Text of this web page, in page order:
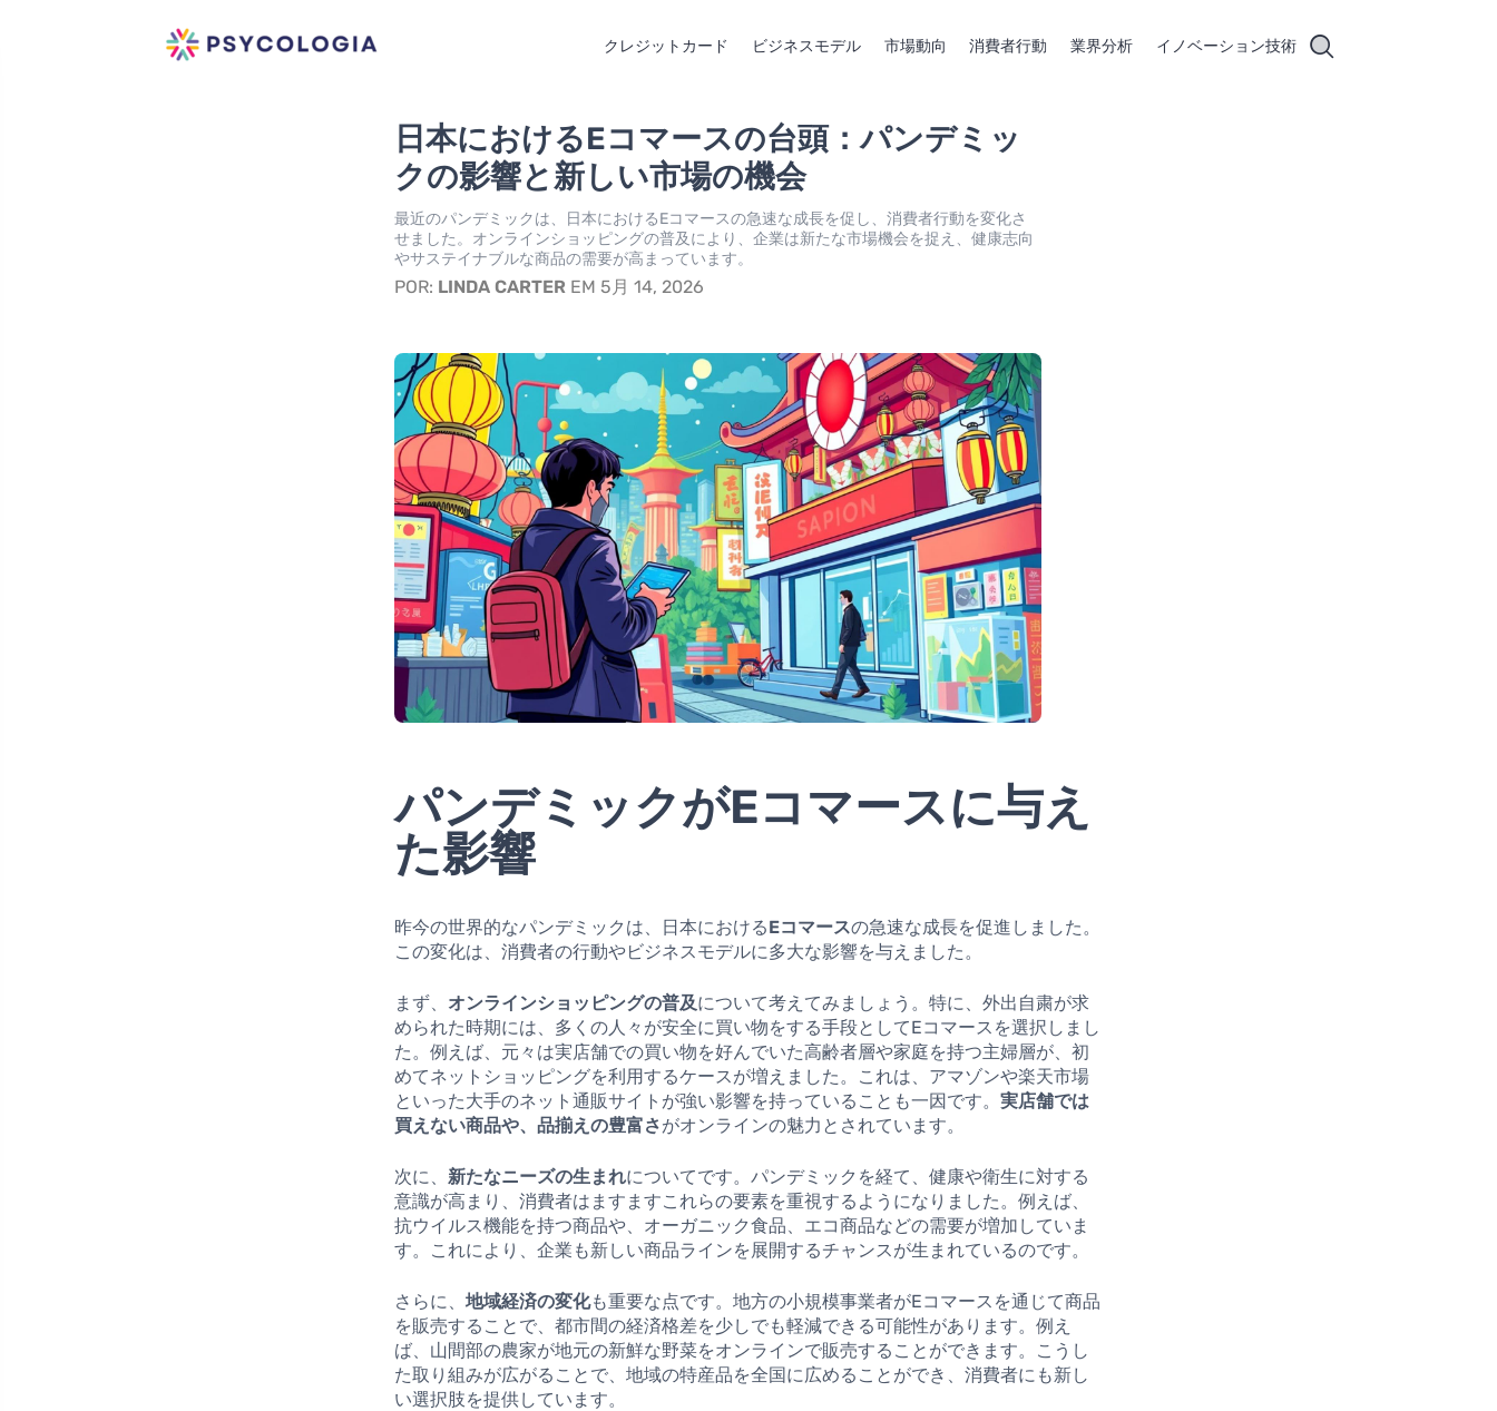
クレジットカード ビジネスモデル 市場動向 消費者行動 業界分析 イノベーション技術
日本におけるEコマースの台頭：パンデミッ
クの影響と新しい市場の機会
最近のパンデミックは、日本におけるEコマースの急速な成長を促し、消費者行動を変化さ
せました。オンラインショッピングの普及により、企業は新たな市場機会を捉え、健康志向
やサステイナブルな商品の需要が高まっています。
POR: LINDA CARTER EM 5月 14, 2026
パンデミックがEコマースに与え
た影響
昨今の世界的なパンデミックは、日本におけるEコマースの急速な成長を促進しました。
この変化は、消費者の行動やビジネスモデルに多大な影響を与えました。
まず、 オンラインショッピングの普及について考えてみましょう。特に、外出自粛が求
められた時期には、多くの人々が安全に買い物をする手段としてEコマースを選択しまし
た。例えば、元々は実店舗での買い物を好んでいた高齢者層や家庭を持つ主婦層が、初
めてネットショッピングを利用するケースが増えました。これは、アマゾンや楽天市場
といった大手のネット通販サイトが強い影響を持っていることも一因です。実店舗では
買えない商品や、品揃えの豊富さがオンラインの魅力とされています。
次に、 新たなニーズの生まれについてです。パンデミックを経て、健康や衛生に対する
意識が高まり、消費者はますますこれらの要素を重視するようになりました。例えば、
抗ウイルス機能を持つ商品や、オーガニック食品、エコ商品などの需要が増加していま
す。これにより、企業も新しい商品ラインを展開するチャンスが生まれているのです。
さらに、地域経済の変化も重要な点です。地方の小規模事業者がEコマースを通じて商品
を販売することで、都市間の経済格差を少しでも軽減できる可能性があります。例え
ば、山間部の農家が地元の新鮮な野菜をオンラインで販売することができます。こうし
た取り組みが広がることで、地域の特産品を全国に広めることができ、消費者にも新し
い選択肢を提供しています。